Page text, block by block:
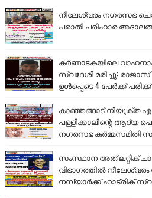
നീലേശ്വരം നഗരസഭ
പരാതി പരിഹാര
കർണാടകയിലെ
സ്വദേശി മരിച്ചു:
ഉൾപ്പെടെ 4 പേർക്ക് പരിക്ക്
കാഞ്ഞങ്ങാട് നിയുക്ത
പള്ളിക്കാലിന്റെ ആദ്യ
നഗരസഭ കർമ്മസമിതി
സംസ്ഥാന അത് ലറ്റിക്
വിഭാഗത്തിൽ
നമ്പ്യാർക്ക് ഹാട്രിക്